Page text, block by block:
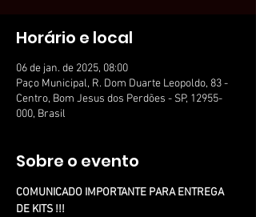
Horário e local
06 de jan. de 2025, 08:00
Paço Municipal, R. Dom Duarte Leopoldo, 83 -
Centro, Bom Jesus dos Perdões - SP, 12955-
000, Brasil
Sobre o evento
COMUNICADO IMPORTANTE PARA ENTREGA
DE KITS !!!